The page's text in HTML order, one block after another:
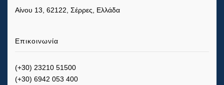
Αίνου 13, 62122, Σέρρες, Ελλάδα
Επικοινωνία
(+30) 23210 51500
(+30) 6942 053 400